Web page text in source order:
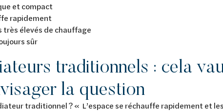
et compact
rapidement
élevés de chauffage
sûr
traditionnels : cela
la question
traditionnel ? « L’espace se réchauffe rapidement et